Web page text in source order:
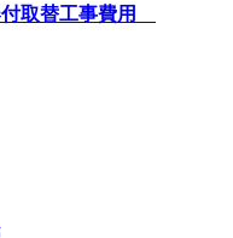
取替工事費用